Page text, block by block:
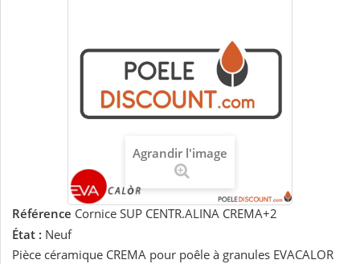
Agrandir l'image
Référence Cornice SUP CENTR.ALINA CREMA+2
État : Neuf
Pièce céramique CREMA pour poêle à granules EVACALOR